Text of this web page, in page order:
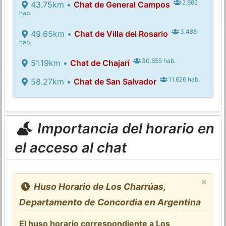
43.75km • Chat de General Campos
2.982
hab.
49.65km • Chat de Villa del Rosario
3.488
hab.
51.19km • Chat de Chajarí 30.655 hab.
58.27km • Chat de San Salvador 11.626 hab.
Importancia del horario en
el acceso al chat
×
Huso Horario de Los Charrúas,
Departamento de Concordia en Argentina
El huso horario correspondiente a Los